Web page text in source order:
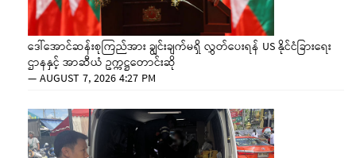
ဒေါ်အောင်ဆန်းစုကြည်အား ချွင်းချက်မရှိ လွှတ်ပေးရန် US နိုင်ငံခြားရေး
ဌာနနှင့် အာဆီယံ ဥက္ကဋ္ဌတောင်းဆို
—AUGUST 7, 2026 4:27 PM